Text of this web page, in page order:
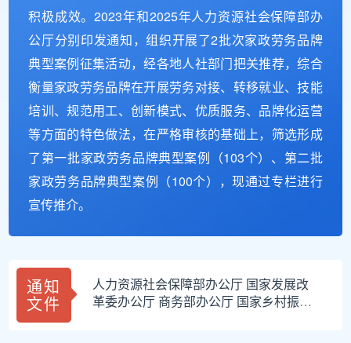
积极成效。2023年和2025年人力资源社会保障部办
公厅分别印发通知，组织开展了2批次家政劳务品牌
典型案例征集活动，经各地人社部门把关推荐，综合
衡量家政劳务品牌在开展劳务对接、转移就业、技能
培训、规范用工、创新模式、优质服务、品牌化运营
等方面的特色做法，在严格审核的基础上，筛选形成
了第一批家政劳务品牌典型案例（103个）、第二批
家政劳务品牌典型案例（100个），现通过专栏进行
宣传推介。
通知
文件
人力资源社会保障部办公厅 国家发展改
革委办公厅 商务部办公厅 国家乡村振兴